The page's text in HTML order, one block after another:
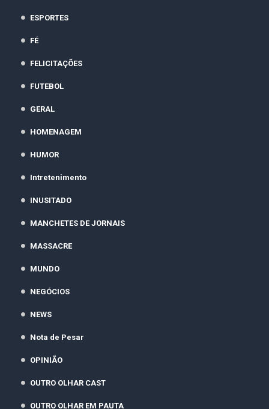
ESPORTES
FÉ
FELICITAÇÕES
FUTEBOL
GERAL
HOMENAGEM
HUMOR
Intretenimento
INUSITADO
MANCHETES DE JORNAIS
MASSACRE
MUNDO
NEGÓCIOS
NEWS
Nota de Pesar
OPINIÃO
OUTRO OLHAR CAST
OUTRO OLHAR EM PAUTA